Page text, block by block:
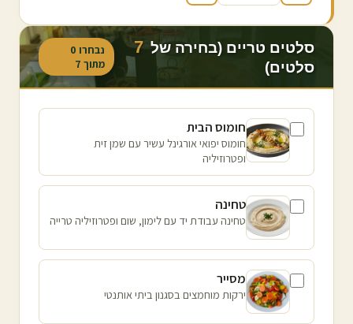
סלטים טריים (בחירה של 7
סלטים)
נבחרו 0
מתוך 7
חומוס הבית
חומוס יפואי אורגינל עשיר עם שמן זית
ופטרוזיליה
טחינה
טחינה עבודת יד עם לימון, שום ופטרוזיליה טרייה
מסייר
ירקות מוחמצים בסגנון ביתי אותנטי